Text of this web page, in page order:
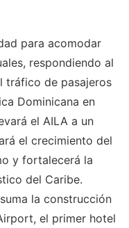
para acomodar
respondiendo al
tráfico de pasajeros
Dominicana en
el AILA a un
el crecimiento del
y fortalecerá la
del Caribe.
la construcción
el primer hotel